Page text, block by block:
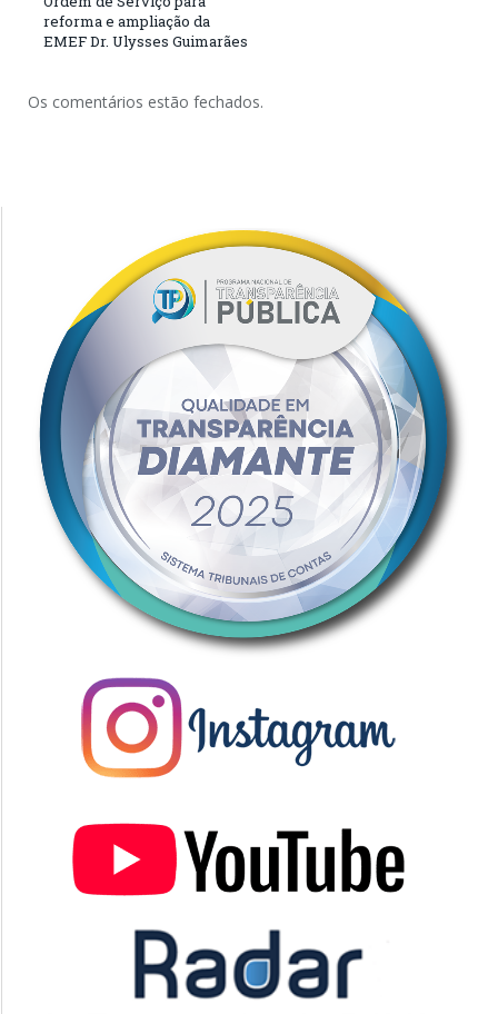
reforma e ampliação da
EMEF Dr. Ulysses Guimarães
Os comentários estão fechados.